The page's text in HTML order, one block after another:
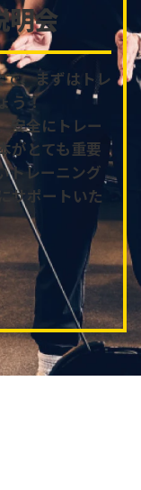
明会
、まずはトレ
う！
安全にトレー
がとても重要
トレーニング
サポートいた